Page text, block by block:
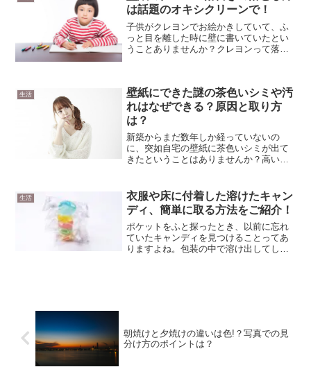
は話題のオキシクリーンで！
子供がクレヨンでお絵かきしていて、ふ
っと目を離した時に壁に書いていたとい
うことありませんか？クレヨンって落と
ね。
生活
壁紙にできた謎の茶色いシミや汚
れはなぜできる？原因と取り方
は？
新築からまだ数年しか経っていないの
に、突如自宅の壁紙に茶色いシミが出て
きたということはありませんか？高いと
いシミと、その対処法についてのお話を
させていただきます！
生活
衣服や床に付着した溶けたキャン
ディ、簡単に取る方法をご紹介！
ポケットをふと探ったとき、以前に忘れ
ていたキャンディを見つけることってあ
りますよね。包装の中で溶け出してしま
朝焼けと夕焼けの違いは色!？写真での見
分け方のポイントは？